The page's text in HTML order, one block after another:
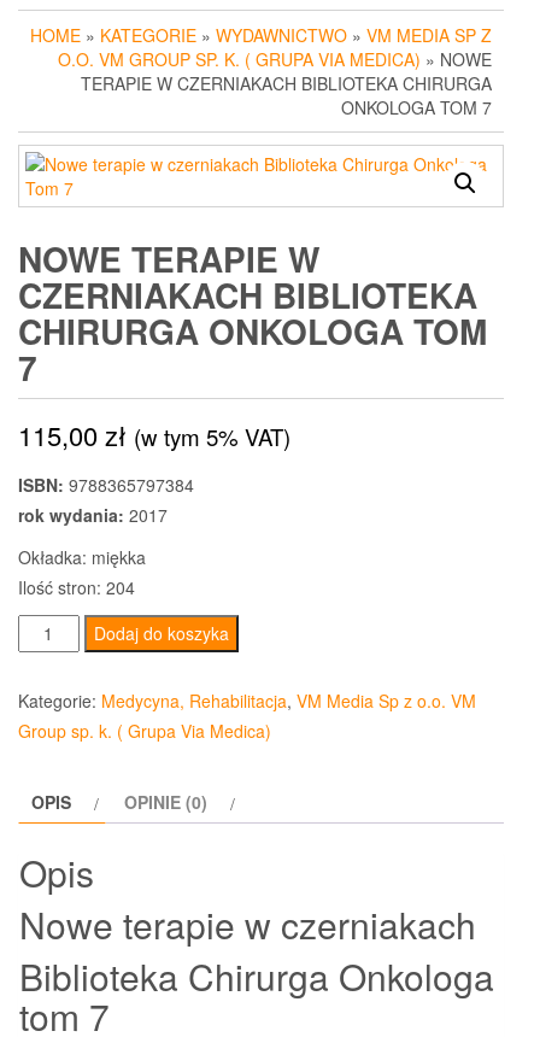
HOME » KATEGORIE » WYDAWNICTWO » VM MEDIA SP Z
O.O. VM GROUP SP. K. ( GRUPA VIA MEDICA) » NOWE
TERAPIE W CZERNIAKACH BIBLIOTEKA CHIRURGA
ONKOLOGA TOM 7
NOWE TERAPIE W
CZERNIAKACH BIBLIOTEKA
CHIRURGA ONKOLOGA TOM
7
115,00zł (w tym 5% VAT)
ISBN: 9788365797384
rok wydania: 2017
Okładka: miękka
Ilość stron: 204
ilość
Nowe
terapie
w
czerniakach
Chirurga
Tom
Dodaj do koszyka
Kategorie: Medycyna, Rehabilitacja, VM Media Sp z o.o. VM
Group sp. k. ( Grupa Via Medica)
OPIS OPINIE (0)
Opis
Nowe terapie w czerniakach
Biblioteka Chirurga Onkologa
tom 7